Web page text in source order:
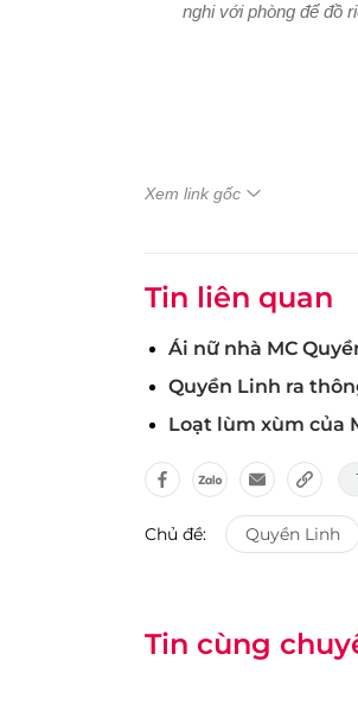
nghi với phòng để đồ
Xem link gốc
Tin liên quan
Ái nữ nhà MC
Quyền Linh ra
Loạt lùm xùm của
Chủ đề: Quyền Linh
Tin cùng